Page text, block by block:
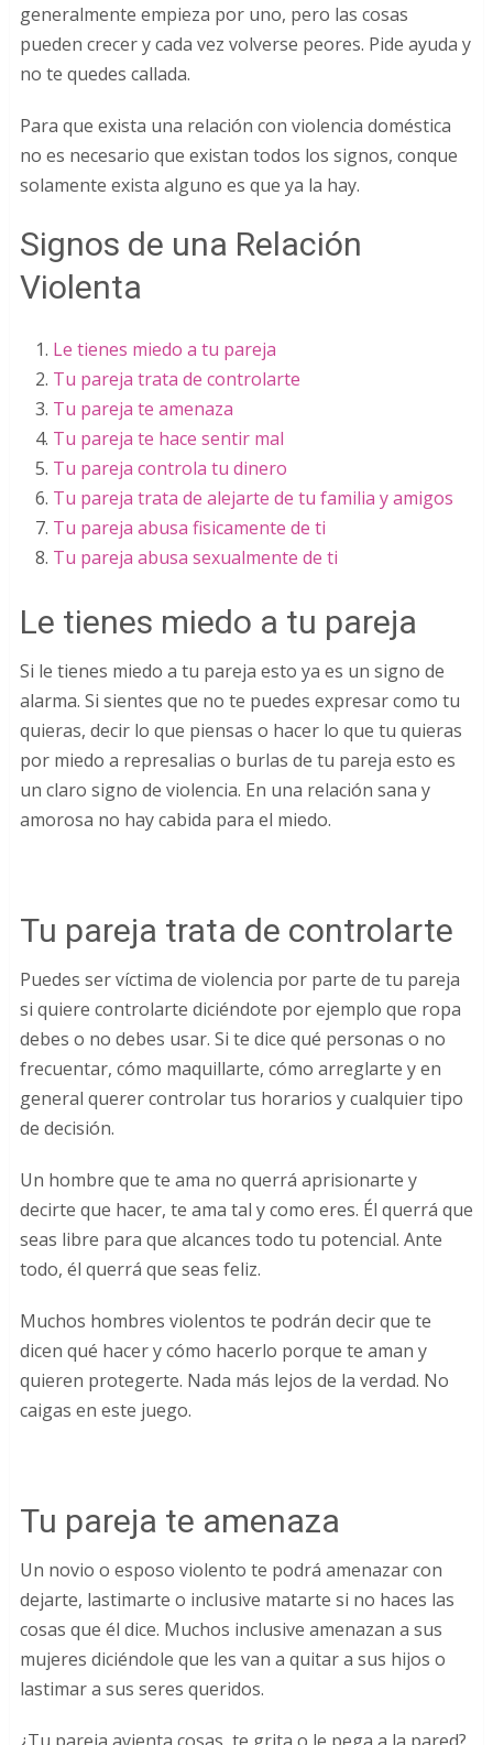
generalmente empieza por uno, pero las cosas
pueden crecer y cada vez volverse peores. Pide ayuda y
no te quedes callada.
Para que exista una relación con violencia doméstica
no es necesario que existan todos los signos, conque
solamente exista alguno es que ya la hay.
Signos de una Relación
Violenta
Le tienes miedo a tu pareja
Tu pareja trata de controlarte
Tu pareja te amenaza
Tu pareja te hace sentir mal
Tu pareja controla tu dinero
Tu pareja trata de alejarte de tu familia y amigos
Tu pareja abusa fisicamente de ti
Tu pareja abusa sexualmente de ti
Le tienes miedo a tu pareja
Si le tienes miedo a tu pareja esto ya es un signo de
alarma. Si sientes que no te puedes expresar como tu
quieras, decir lo que piensas o hacer lo que tu quieras
por miedo a represalias o burlas de tu pareja esto es
un claro signo de violencia. En una relación sana y
amorosa no hay cabida para el miedo.
Tu pareja trata de controlarte
Puedes ser víctima de violencia por parte de tu pareja
si quiere controlarte diciéndote por ejemplo que ropa
debes o no debes usar. Si te dice qué personas o no
frecuentar, cómo maquillarte, cómo arreglarte y en
general querer controlar tus horarios y cualquier tipo
de decisión.
Un hombre que te ama no querrá aprisionarte y
decirte que hacer, te ama tal y como eres. Él querrá que
seas libre para que alcances todo tu potencial. Ante
todo, él querrá que seas feliz.
Muchos hombres violentos te podrán decir que te
dicen qué hacer y cómo hacerlo porque te aman y
quieren protegerte. Nada más lejos de la verdad. No
caigas en este juego.
Tu pareja te amenaza
Un novio o esposo violento te podrá amenazar con
dejarte, lastimarte o inclusive matarte si no haces las
cosas que él dice. Muchos inclusive amenazan a sus
mujeres diciéndole que les van a quitar a sus hijos o
lastimar a sus seres queridos.